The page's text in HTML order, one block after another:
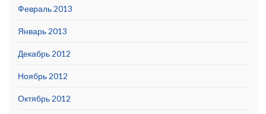
Февраль 2013
Январь 2013
Декабрь 2012
Ноябрь 2012
Октябрь 2012